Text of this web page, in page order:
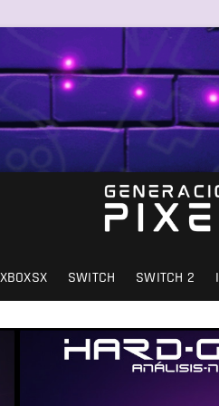
XBOXSX SWITCH SWITCH 2